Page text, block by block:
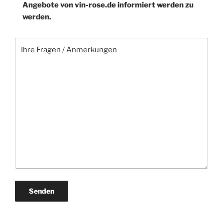
Angebote von vin-rose.de informiert werden zu
werden.